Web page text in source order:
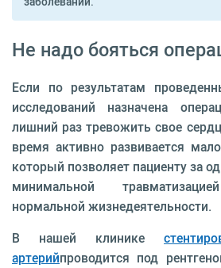
Не надо бояться
Если по результатам
исследований назначена
лишний раз тревожить свое
время активно развивается
который позволяет пациенту за
минимальной
нормальной жизнедеятельности.
В нашей клинике
артерийпроводится под